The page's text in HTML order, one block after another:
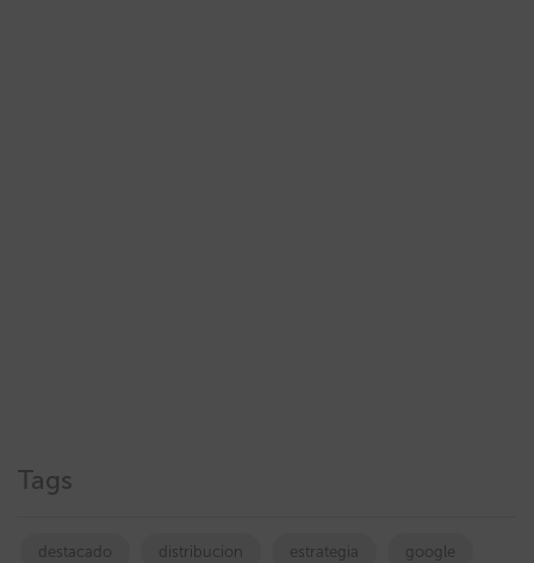
Tags
destacado distribucion estrategia google